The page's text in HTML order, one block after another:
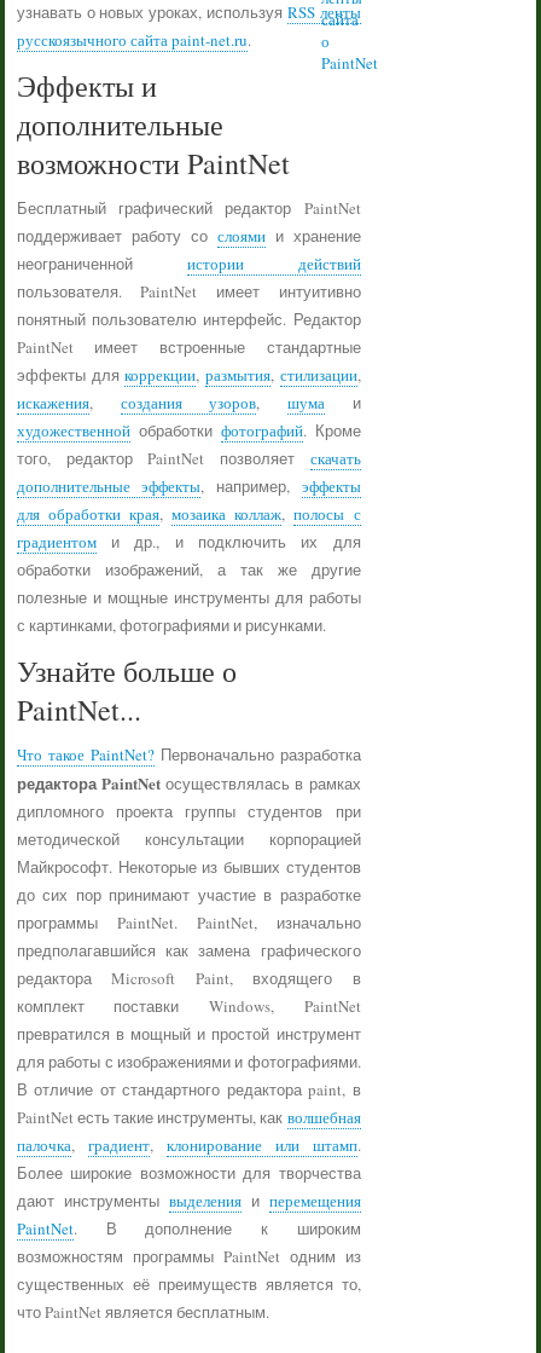
узнавать о новых уроках, используя RSS ленты
русскоязычного сайта paint-net.ru.
Эффекты и
дополнительные
возможности PaintNet
Бесплатный графический редактор PaintNet
поддерживает работу со слоямии хранение
неограниченной истории действий
пользователя. PaintNet имеет интуитивно
понятный пользователю интерфейс. Редактор
PaintNet имеет встроенные стандартные
эффекты длякоррекции, размытия, стилизации,
искажения, создания узоров, шумаи
художественнойобработки фотографий. Кроме
того, редактор PaintNet позволяет скачать
дополнительные эффекты, например, эффекты
для обработки края,мозаика коллаж,полосы с
градиентоми др., и подключить их для
обработки изображений, а так же другие
полезные и мощные инструменты для работы
с картинками, фотографиями и рисунками.
Узнайте больше о
PaintNet...
Что такое PaintNet?Первоначально разработка
редактора PaintNet осуществлялась в рамках
дипломного проекта группы студентов при
методической консультации корпорацией
Майкрософт. Некоторые из бывших студентов
до сих пор принимают участие в разработке
программы PaintNet. PaintNet, изначально
предполагавшийся как замена графического
редактора Microsoft Paint, входящего в
комплект поставки Windows, PaintNet
превратился в мощный и простой инструмент
для работы с изображениями и фотографиями.
В отличие от стандартного редактора paint, в
PaintNet есть такие инструменты, как волшебная
палочка, градиент, клонирование или штамп.
Более широкие возможности для творчества
дают инструменты выделенияи перемещения
PaintNet. В дополнение к широким
возможностям программы PaintNet одним из
существенных её преимуществ является то,
что PaintNet является бесплатным.